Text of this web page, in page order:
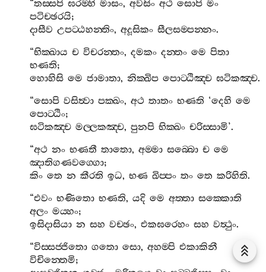
“තස‍්සපි ඝරම‍්හි මාසං,අවසිං අථ සොපි මං
පටිච‍්ඡරයි;
දාසීව උපට‍්ඨහන‍්තිං,අදූසිකං සීලසම‍්පන‍්නං.
“භික‍්ඛාය ච විචරන‍්තං,දමකං දන‍්තං මෙ පිතා
භණති;
හොහිසි මෙ ජාමාතා,නික‍්ඛිප පොට‍්ඨිඤ‍්ච ඝටිකඤ‍්ච.
“සොපි වසිත්‍වා පක‍්ඛං,අථ තාතං භණති ‘දෙහි මෙ
පොට‍්ඨිං;
ඝටිකඤ‍්ච මල‍්ලකඤ‍්ච,පුනපි භික‍්ඛං චරිස‍්සාමි’.
“අථ නං භණතී තාතො,අම‍්මා සබ‍්බො ච මෙ
ඤාතිගණවග‍්ගො;
කිං තෙ න කීරති ඉධ,භණ ඛිප‍්පං තං තෙ කරිහිති.
“එවං භණිතො භණති,යදි මෙ අත‍්තා සක‍්කොති
අලං මය‍්හං;
ඉසිදාසියා න සහ වච‍්ඡං,එකඝරෙහං සහ වත්‍ථුං.
“විස‍්සජ‍්ජිතො ගතො සො,අහම‍්පි එකාකිනී
විචින‍්තෙමි;